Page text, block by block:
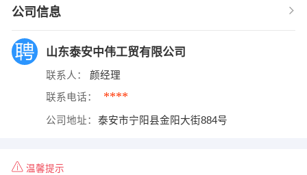
公司信息
山东泰安中伟工贸有限公司
联系人： 颜经理
联系电话： ****
公司地址： 泰安市宁阳县金阳大街884号
温馨提示